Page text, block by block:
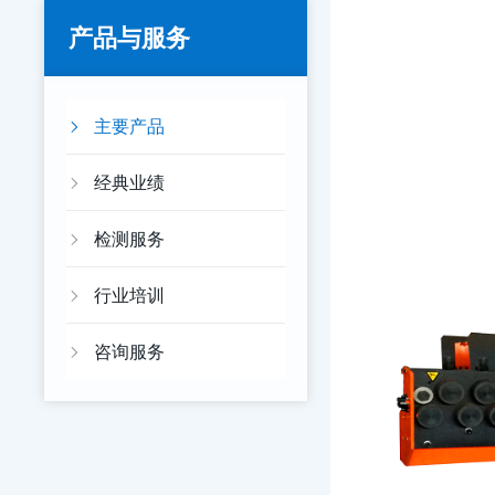
产品与服务
主要产品
经典业绩
检测服务
行业培训
咨询服务